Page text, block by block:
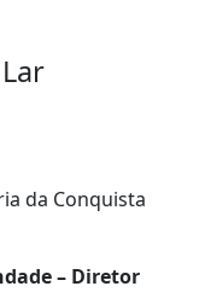
da Conquista
– Diretor